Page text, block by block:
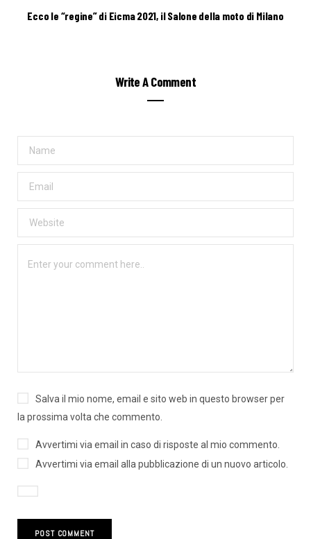
Ecco le “regine” di Eicma 2021, il Salone della moto di Milano
Write A Comment
Salva il mio nome, email e sito web in questo browser per
la prossima volta che commento.
Avvertimi via email in caso di risposte al mio commento.
Avvertimi via email alla pubblicazione di un nuovo articolo.